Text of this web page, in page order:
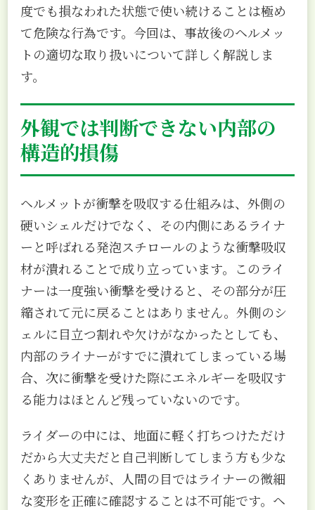
度でも損なわれた状態で使い続けることは極め
て危険な行為です。今回は、事故後のヘルメッ
トの適切な取り扱いについて詳しく解説しま
す。
外観では判断できない内部の
構造的損傷
ヘルメットが衝撃を吸収する仕組みは、外側の
硬いシェルだけでなく、その内側にあるライナ
ーと呼ばれる発泡スチロールのような衝撃吸収
材が潰れることで成り立っています。このライ
ナーは一度強い衝撃を受けると、その部分が圧
縮されて元に戻ることはありません。外側のシ
ェルに目立つ割れや欠けがなかったとしても、
内部のライナーがすでに潰れてしまっている場
合、次に衝撃を受けた際にエネルギーを吸収す
る能力はほとんど残っていないのです。
ライダーの中には、地面に軽く打ちつけただけ
だから大丈夫だと自己判断してしまう方も少な
くありませんが、人間の目ではライナーの微細
な変形を正確に確認することは不可能です。ヘ